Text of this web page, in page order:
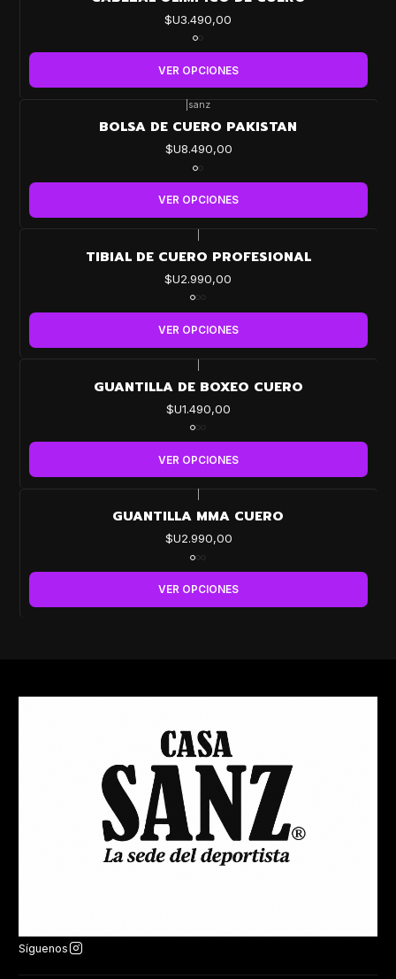
$U3.490,00
VER OPCIONES
sanz
BOLSA DE CUERO PAKISTAN
$U8.490,00
VER OPCIONES
TIBIAL DE CUERO PROFESIONAL
$U2.990,00
VER OPCIONES
GUANTILLA DE BOXEO CUERO
$U1.490,00
VER OPCIONES
GUANTILLA MMA CUERO
$U2.990,00
VER OPCIONES
Síguenos